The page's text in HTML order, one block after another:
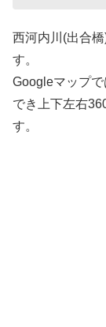
西河内川(出合
す。
Googleマップ
でき上下左右
す。